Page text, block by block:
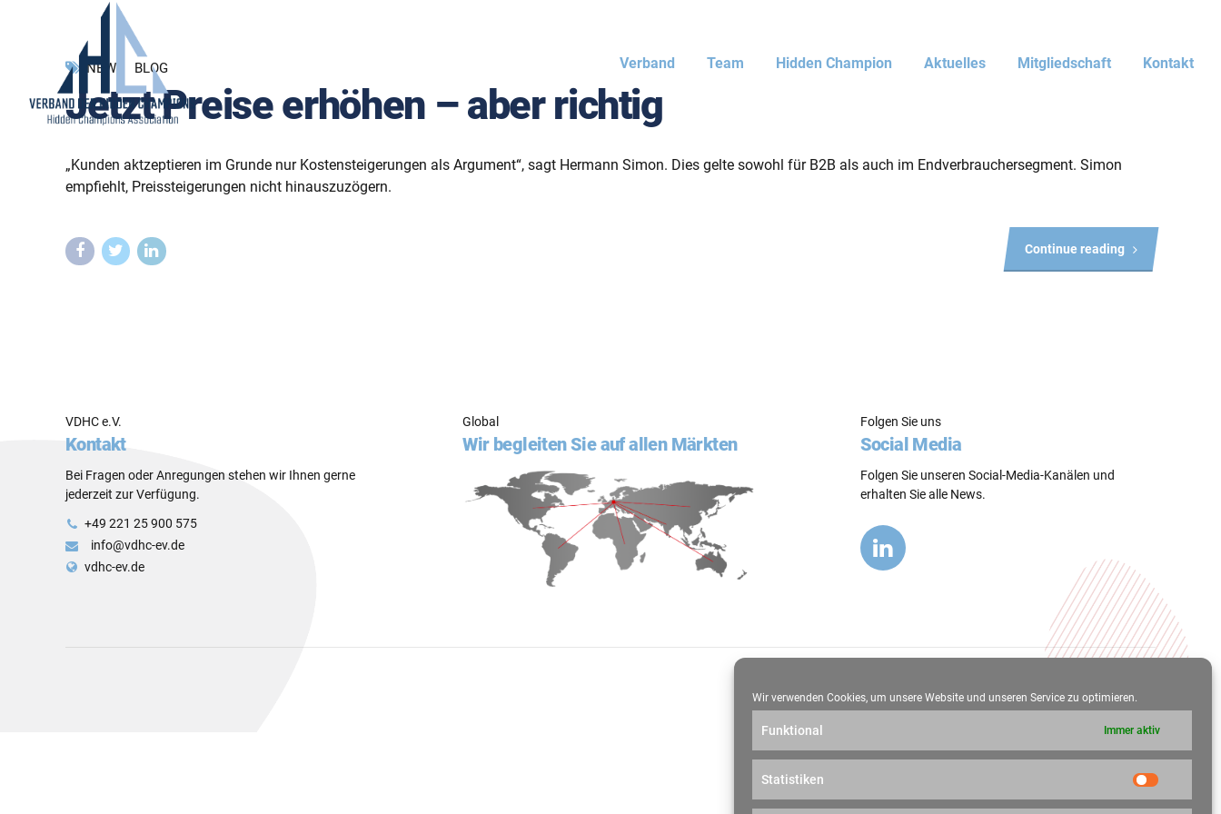
Wir verwenden Cookies, um unsere Website und unseren Service zu optimieren.
Funktional Immer aktiv
Statistiken
Verband Team Hidden Champion Aktuelles Mitgliedschaft Kontakt
NEWS BLOG
Jetzt Preise erhöhen – aber richtig
„Kunden aktzeptieren im Grunde nur Kostensteigerungen als Argument“, sagt Hermann Simon. Dies gelte sowohl für B2B als auch im Endverbrauchersegment. Simon
empfiehlt, Preissteigerungen nicht hinauszuzögern.
Continue reading
VDHC e.V.
Kontakt
Bei Fragen oder Anregungen stehen wir Ihnen gerne
jederzeit zur Verfügung.
+49 221 25 900 575
info@vdhc-ev.de
vdhc-ev.de
Global
Wir begleiten Sie auf allen Märkten
Folgen Sie uns
Social Media
Folgen Sie unseren Social-Media-Kanälen und
erhalten Sie alle News.